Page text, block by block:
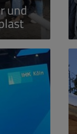
und